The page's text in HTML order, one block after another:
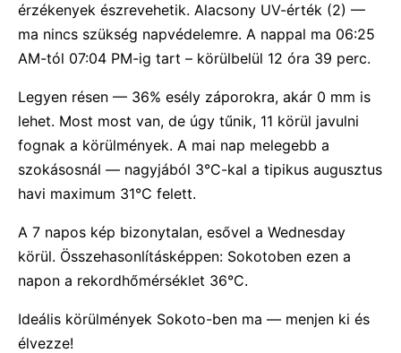
érzékenyek észrevehetik. Alacsony UV-érték (2) —
ma nincs szükség napvédelemre. A nappal ma 06:25
AM-tól 07:04 PM-ig tart – körülbelül 12 óra 39 perc.
Legyen résen — 36% esély záporokra, akár 0 mm is
lehet. Most most van, de úgy tűnik, 11 körül javulni
fognak a körülmények. A mai nap melegebb a
szokásosnál — nagyjából 3°C-kal a tipikus augusztus
havi maximum 31°C felett.
A 7 napos kép bizonytalan, esővel a Wednesday
körül. Összehasonlításképpen: Sokotoben ezen a
napon a rekordhőmérséklet 36°C.
Ideális körülmények Sokoto-ben ma — menjen ki és
élvezze!